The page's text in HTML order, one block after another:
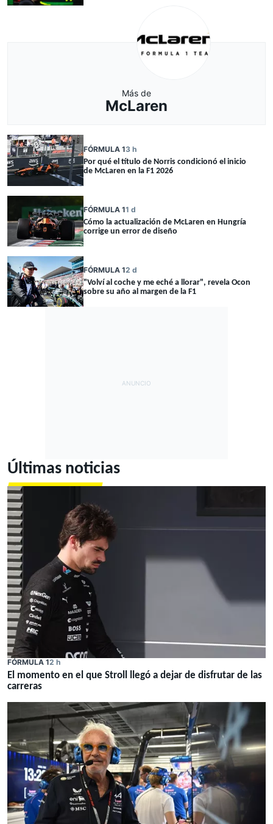
Más de
McLaren
FÓRMULA 13 h
Por qué el título de Norris condicionó el inicio
de McLaren en la F1 2026
FÓRMULA 11 d
Cómo la actualización de McLaren en Hungría
corrige un error de diseño
FÓRMULA 12 d
"Volví al coche y me eché a llorar", revela Ocon
sobre su año al margen de la F1
Últimas noticias
FÓRMULA 12 h
El momento en el que Stroll llegó a dejar de disfrutar de las
carreras